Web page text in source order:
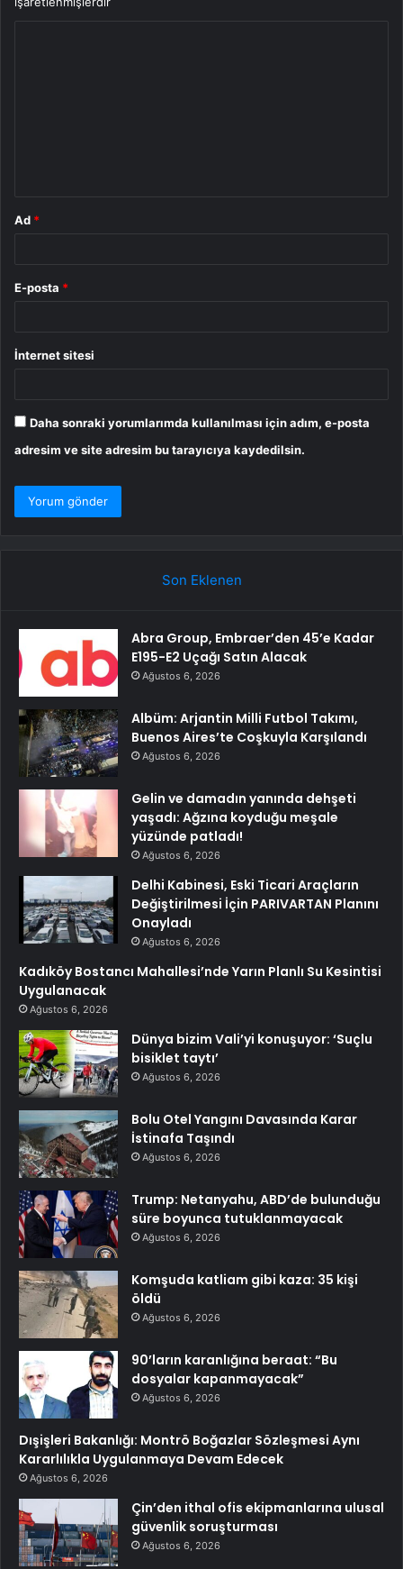
Ad *
E-posta *
İnternet sitesi
Daha sonraki yorumlarımda kullanılması için adım, e-posta
adresim ve site adresim bu tarayıcıya kaydedilsin.
Son Eklenen
Abra Group, Embraer’den 45’e Kadar
E195-E2 Uçağı Satın Alacak
Ağustos 6, 2026
Albüm: Arjantin Milli Futbol Takımı,
Buenos Aires’te Coşkuyla Karşılandı
Ağustos 6, 2026
Gelin ve damadın yanında dehşeti
yaşadı: Ağzına koyduğu meşale
yüzünde patladı!
Ağustos 6, 2026
Delhi Kabinesi, Eski Ticari Araçların
Değiştirilmesi İçin PARIVARTAN Planını
Onayladı
Ağustos 6, 2026
Kadıköy Bostancı Mahallesi’nde Yarın Planlı Su Kesintisi
Uygulanacak
Ağustos 6, 2026
Dünya bizim Vali’yi konuşuyor: ‘Suçlu
bisiklet taytı’
Ağustos 6, 2026
Bolu Otel Yangını Davasında Karar
İstinafa Taşındı
Ağustos 6, 2026
Trump: Netanyahu, ABD’de bulunduğu
süre boyunca tutuklanmayacak
Ağustos 6, 2026
Komşuda katliam gibi kaza: 35 kişi
öldü
Ağustos 6, 2026
90’ların karanlığına beraat: “Bu
dosyalar kapanmayacak”
Ağustos 6, 2026
Dışişleri Bakanlığı: Montrö Boğazlar Sözleşmesi Aynı
Kararlılıkla Uygulanmaya Devam Edecek
Ağustos 6, 2026
Çin’den ithal ofis ekipmanlarına ulusal
güvenlik soruşturması
Ağustos 6, 2026